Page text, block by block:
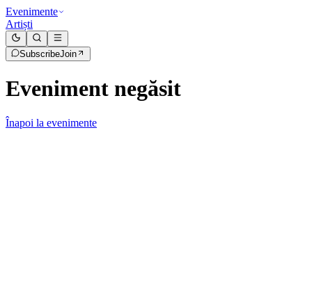
Evenimente
Artiști
SubscribeJoin
Eveniment negăsit
Înapoi la evenimente